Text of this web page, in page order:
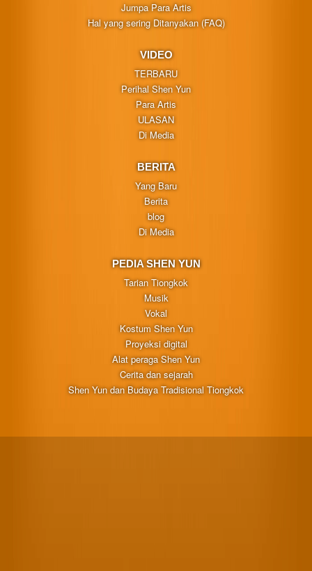
Jumpa Para Artis
Hal yang sering Ditanyakan (FAQ)
VIDEO
TERBARU
Perihal Shen Yun
Para Artis
ULASAN
Di Media
BERITA
Yang Baru
Berita
blog
Di Media
PEDIA SHEN YUN
Tarian Tiongkok
Musik
Vokal
Kostum Shen Yun
Proyeksi digital
Alat peraga Shen Yun
Cerita dan sejarah
Shen Yun dan Budaya Tradisional Tiongkok